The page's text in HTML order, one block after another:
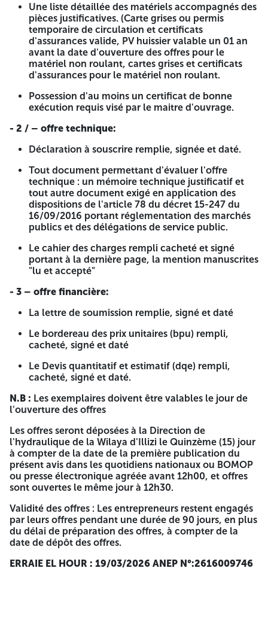
1 / dossier candidature
Déclaration de candidature remplie, signée et daté.
Déclaration d'intégrité remplie, signée, cachetée et
daté.
Les statuts pour les sociétés + Les documents relatives'
aux pouvoirs habilitant les personnes à engager
l'entreprise + Attestation de dépôt légal des comptes
sociaux Pour l'année 2024.
Planning de réalisation cacheté et daté (Identique au
délai de réalisation proposé).
Le registre électronique du commerce. - le numéro
d'identification fiscale.
Extrait de rôle apuré ou avec planning de paiement. -
l'extrait de casier judiciaire.
Attestation de mise à jour CNAS, CASNOS, CACOBAPH.
Tout d'écument permettant d'évaluer les capacités
des candidats, des soumissionnaires ou, le cas
échéant, des sous-traitants:
A capacités professionnelles:
Certificat de qualification et de classification requis.
B capacités financières:Moyens financiers justifiés par
les bilans et les références bancaires:
Bilan annuels des trois (03) derniers années Visé par un
expert-comptable ou un commissaire aux comptes.
C*capacité Technique: Moyens humains et Matériels et
Références professionnelles les derniers dix (10) ans.
Une liste détaillée des moyens humains justifiée par
diplôme pour les cadres avec attestation d'affiliation à
la CNAS en cour de validité et établie a trois mois au
maximum avant la date d'ouverture en plus.
Une liste détaillée des matériels accompagnés des
pièces justificatives. (Carte grises ou permis temporaire
de circulation et certificats d'assurances valide, PV
huissier valable un 01 an avant la date d'ouverture des
offres pour le matériel non roulant, cartes grises et
certificats d'assurances pour le matériel non roulant.
Possession d'au moins un certificat de bonne
Une liste détaillée des matériels accompagnés des
pièces justificatives. (Carte grises ou permis
temporaire de circulation et certificats
d'assurances valide, PV huissier valable un 01 an
avant la date d'ouverture des offres pour le
matériel non roulant, cartes grises et certificats
d'assurances pour le matériel non roulant.
Possession d'au moins un certificat de bonne
exécution requis visé par le maitre d'ouvrage.
- 2 / – offre technique:
Déclaration à souscrire remplie, signée et daté.
Tout document permettant d'évaluer l'offre
technique : un mémoire technique justificatif et
tout autre document exigé en application des
dispositions de l'article 78 du décret 15-247 du
16/09/2016 portant réglementation des marchés
publics et des délégations de service public.
Le cahier des charges rempli cacheté et signé
portant à la dernière page, la mention manuscrites
"lu et accepté"
- 3 – offre financière:
La lettre de soumission remplie, signé et daté
Le bordereau des prix unitaires (bpu) rempli,
cacheté, signé et daté
Le Devis quantitatif et estimatif (dqe) rempli,
cacheté, signé et daté.
N.B : Les exemplaires doivent être valables le jour de
l'ouverture des offres
Les offres seront déposées à la Direction de
l'hydraulique de la Wilaya d'Illizi le Quinzème (15) jour
à compter de la date de la première publication du
présent avis dans les quotidiens nationaux ou BOMOP
ou presse électronique agréée avant 12h00, et offres
sont ouvertes le même jour à 12h30.
Validité des offres : Les entrepreneurs restent engagés
par leurs offres pendant une durée de 90 jours, en plus
du délai de préparation des offres, à compter de la
date de dépôt des offres.
ERRAIE EL HOUR : 19/03/2026 ANEP N°:2616009746